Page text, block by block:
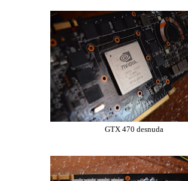
GTX 470 desnuda